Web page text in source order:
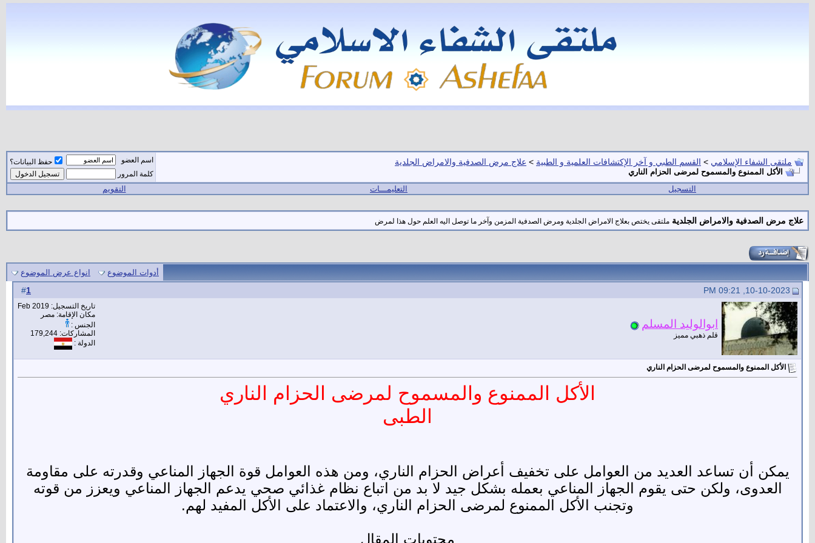
ملتقى الشفاء الإسلامي > القسم الطبي و آخر الإكتشافات العلمية و الطبية > علاج مرض الصدفية والامراض الجلدية
الأكل الممنوع والمسموح لمرضى الحزام الناري
اسم العضو
حفظ البيانات؟
كلمة المرور
التسجيل التعليمـــات التقويم
علاج مرض الصدفية والامراض الجلدية ملتقى يختص بعلاج الامراض الجلدية ومرض الصدفية المزمن وآخر ما توصل اليه العلم حول هذا لمرض
أدوات الموضوع انواع عرض الموضوع
1
ابوالوليد المسلم
قلم ذهبي مميز
تاريخ التسجيل: Feb 2019
مكان الإقامة: مصر
الجنس :
المشاركات: 179,244
الدولة :
الأكل الممنوع والمسموح لمرضى الحزام الناري
الأكل الممنوع والمسموح لمرضى الحزام الناري
الطبى
يمكن أن تساعد العديد من العوامل على تخفيف أعراض الحزام الناري، ومن هذه العوامل قوة الجهاز المناعي وقدرته على مقاومة
العدوى، ولكن حتى يقوم الجهاز المناعي بعمله بشكل جيد لا بد من اتباع نظام غذائي صحي يدعم الجهاز المناعي ويعزز من قوته
وتجنب الأكل الممنوع لمرضى الحزام الناري، والاعتماد على الأكل المفيد لهم.
محتويات المقال